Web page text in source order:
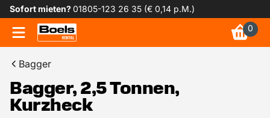
Sofort mieten?01805-123 26 35 (€ 0,14 p.M.)
0
Bagger
Bagger, 2,5 Tonnen,
Kurzheck